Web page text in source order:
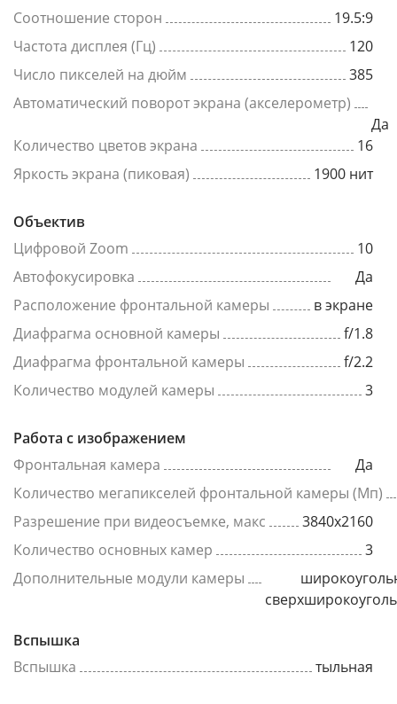
Соотношение сторон
19.5:9
Частота дисплея (Гц)
120
Число пикселей на дюйм
385
Автоматический поворот экрана (акселерометр)
Да
Количество цветов экрана
16
Яркость экрана (пиковая)
1900 нит
Объектив
Цифровой Zoom
10
Автофокусировка
Да
Расположение фронтальной камеры
в экране
Диафрагма основной камеры
f/1.8
Диафрагма фронтальной камеры
f/2.2
Количество модулей камеры
3
Работа с изображением
Фронтальная камера
Да
Количество мегапикселей фронтальной камеры (Мп)
Разрешение при видеосъемке, макс
3840x2160
Количество основных камер
3
Дополнительные модули камеры
Вспышка
Вспышка
тыльная